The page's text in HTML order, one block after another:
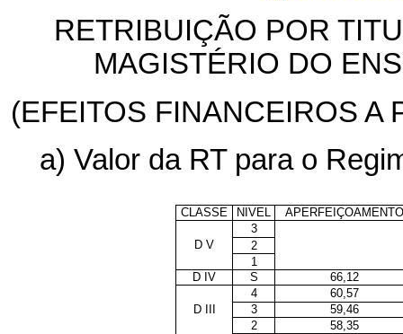
RETRIBUIÇÃO POR
MAGISTÉRIO DO
(EFEITOS FINANCEIROS A
a) Valor da RT para o
CLASSE NIVEL
APERFEIÇOAMENTO
3
D V
2
1
D IV
S
66,12
4
60,57
D III
3
59,46
2
58,35